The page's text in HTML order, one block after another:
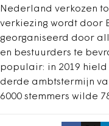
Nederland verkozen
verkiezing wordt door
georganiseerd door
en bestuurders te
populair: in 2019 hield
derde ambtstermijn
6000 stemmers wilde